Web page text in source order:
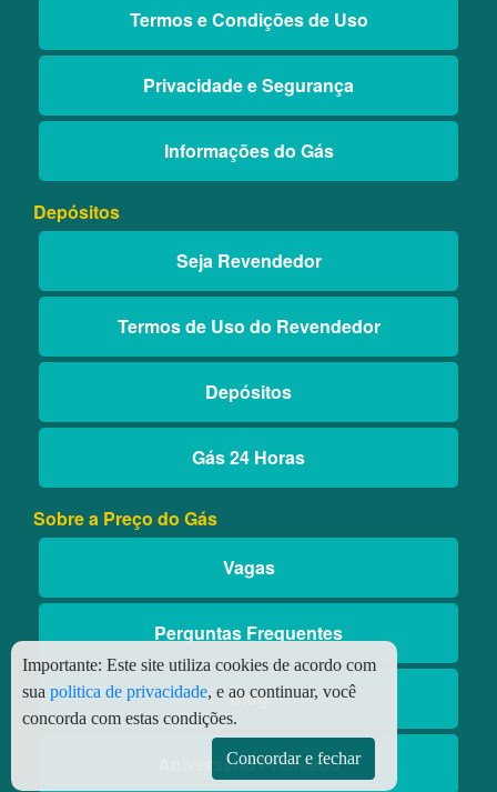
Termos e Condições de Uso
Privacidade e Segurança
Informações do Gás
Depósitos
Seja Revendedor
Termos de Uso do Revendedor
Depósitos
Gás 24 Horas
Sobre a Preço do Gás
Vagas
Perguntas Frequentes
Blog
Aniversário Premiado
Importante: Este site utiliza cookies de acordo com
sua politica de privacidade, e ao continuar, você
concorda com estas condições.
Concordar e fechar